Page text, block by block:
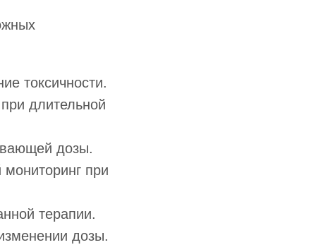
токсичности.
длительной
дозы.
при
терапии.
дозы.